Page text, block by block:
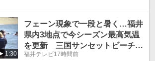
1:30
フェーン現象で一段と暑く…福井
県内3地点で今シーズン最高気温
を更新 三国サンセットビーチに
ぎわう
福井テレビ17時間前